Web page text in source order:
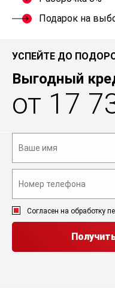
Подарок на
УСПЕЙТЕ ДО
Выгодный
от 17
Согласен на обработку